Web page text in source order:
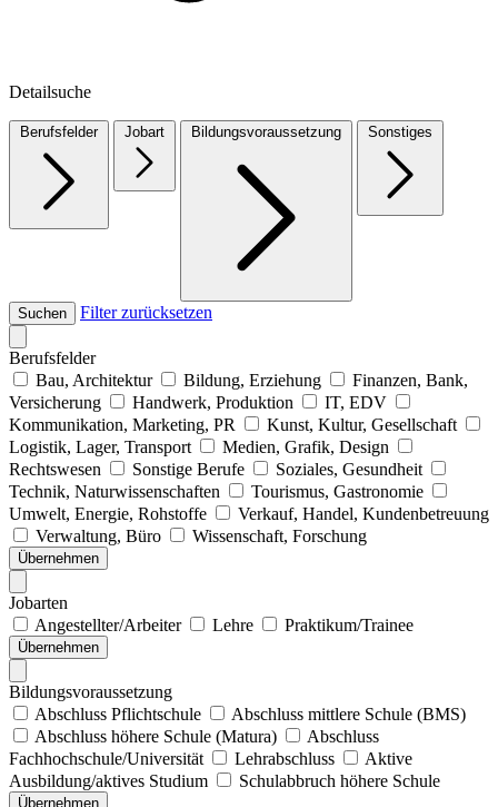
Detailsuche
Berufsfelder Jobart Bildungsvoraussetzung Sonstiges
Suchen Filter zurücksetzen
Berufsfelder
Bau, Architektur
Bildung, Erziehung
Finanzen, Bank,
Versicherung
Handwerk, Produktion
IT, EDV
Kommunikation, Marketing, PR
Kunst, Kultur, Gesellschaft
Logistik, Lager, Transport
Medien, Grafik, Design
Rechtswesen
Sonstige Berufe
Soziales, Gesundheit
Technik, Naturwissenschaften
Tourismus, Gastronomie
Umwelt, Energie, Rohstoffe
Verkauf, Handel, Kundenbetreuung
Verwaltung, Büro
Wissenschaft, Forschung
Übernehmen
Jobarten
Angestellter/Arbeiter
Lehre Praktikum/Trainee
Übernehmen
Bildungsvoraussetzung
Abschluss Pflichtschule
Abschluss mittlere Schule (BMS)
Abschluss höhere Schule (Matura)
Abschluss
Fachhochschule/Universität
Lehrabschluss
Aktive
Ausbildung/aktives Studium
Schulabbruch höhere Schule
Übernehmen